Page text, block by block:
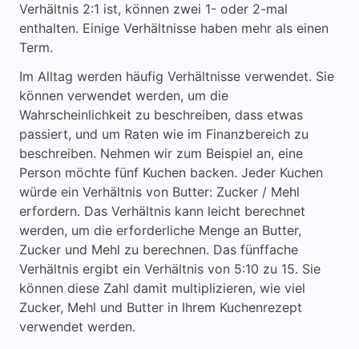
Verhältnis 2:1 ist, können zwei 1- oder 2-mal
enthalten. Einige Verhältnisse haben mehr als einen
Term.
Im Alltag werden häufig Verhältnisse verwendet. Sie
können verwendet werden, um die
Wahrscheinlichkeit zu beschreiben, dass etwas
passiert, und um Raten wie im Finanzbereich zu
beschreiben. Nehmen wir zum Beispiel an, eine
Person möchte fünf Kuchen backen. Jeder Kuchen
würde ein Verhältnis von Butter: Zucker / Mehl
erfordern. Das Verhältnis kann leicht berechnet
werden, um die erforderliche Menge an Butter,
Zucker und Mehl zu berechnen. Das fünffache
Verhältnis ergibt ein Verhältnis von 5:10 zu 15. Sie
können diese Zahl damit multiplizieren, wie viel
Zucker, Mehl und Butter in Ihrem Kuchenrezept
verwendet werden.